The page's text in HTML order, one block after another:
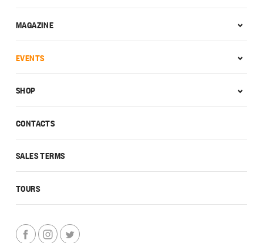
CONTACTS
SALES TERMS
TOURS
MAGAZINE
EVENTS
SHOP